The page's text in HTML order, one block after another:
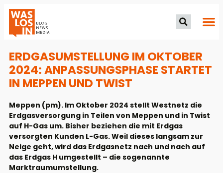
ERDGASUMSTELLUNG IM OKTOBER
2024: ANPASSUNGSPHASE STARTET
IN MEPPEN UND TWIST
Meppen (pm). Im Oktober 2024 stellt Westnetz die
Erdgasversorgung in Teilen von Meppen und in Twist
auf H-Gas um. Bisher beziehen die mit Erdgas
versorgten Kunden L-Gas. Weil dieses langsam zur
Neige geht, wird das Erdgasnetz nach und nach auf
das Erdgas H umgestellt – die sogenannte
Marktraumumstellung.